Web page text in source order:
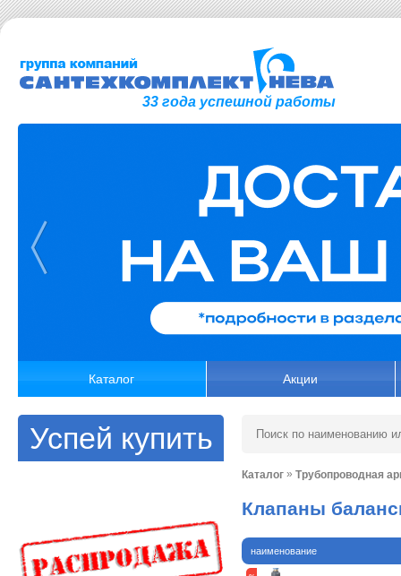
33 года успешной работы
Каталог Акции
Успей купить
Каталог » Трубопроводная
Клапаны
наименование